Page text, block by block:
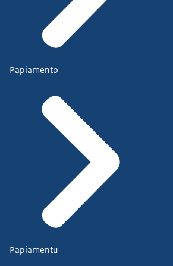
Papiamento
Papiamentu